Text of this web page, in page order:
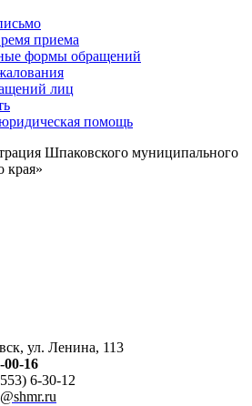
приема
формы обращений
лиц
помощь
Шпаковского муниципального
края»
ул. Ленина, 113
00-16
6-30-12